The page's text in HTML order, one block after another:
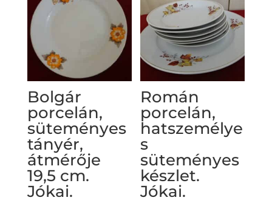
Bolgár
porcelán,
süteményes
tányér,
átmérője
19,5 cm.
Jókai.
Román
porcelán,
hatszemélye
s
süteményes
készlet.
Jókai.